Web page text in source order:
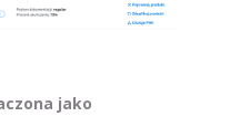
jako